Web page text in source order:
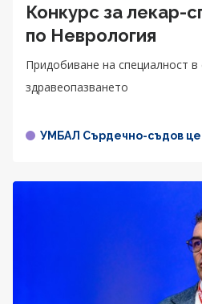
Конкурс за лекар-
по Неврология
Придобиване на специалност в
здравеопазването
УМБАЛ Сърдечно-съдов